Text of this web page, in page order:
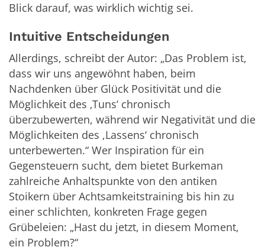
Blick darauf, was wirklich wichtig sei.
Intuitive Entscheidungen
Allerdings, schreibt der Autor: „Das Problem ist,
dass wir uns angewöhnt haben, beim
Nachdenken über Glück Positivität und die
Möglichkeit des ‚Tuns‘ chronisch
überzubewerten, während wir Negativität und die
Möglichkeiten des ,Lassens‘ chronisch
unterbewerten.“ Wer Inspiration für ein
Gegensteuern sucht, dem bietet Burkeman
zahlreiche Anhaltspunkte von den antiken
Stoikern über Achtsamkeitstraining bis hin zu
einer schlichten, konkreten Frage gegen
Grübeleien: „Hast du jetzt, in diesem Moment,
ein Problem?“